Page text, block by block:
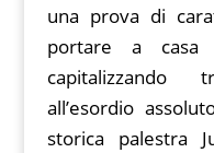
una prova di
portare a casa
capitalizzando
all’esordio
storica palestra